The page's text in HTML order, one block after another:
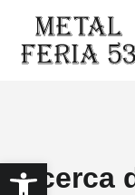
Abrir barra de
Acerca